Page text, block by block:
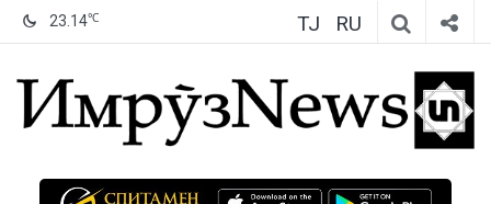
23.14℃ TJ RU
ИмрӯзNews